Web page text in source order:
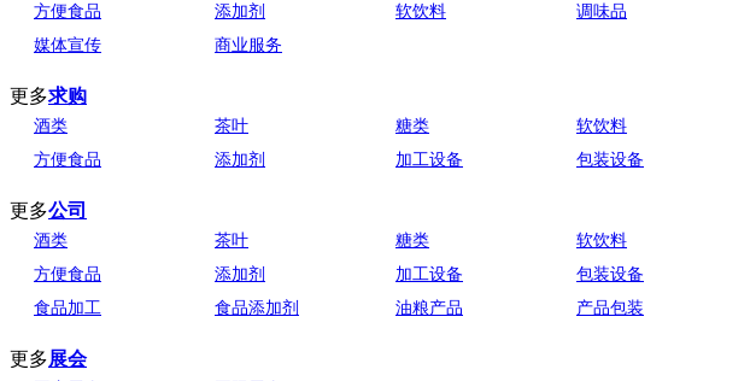
方便食品
添加剂 软饮料 调味品
媒体宣传
商业服务
更多求购
酒类 茶叶 糖类 软饮料
方便食品
添加剂 加工设备 包装设备
更多公司
酒类 茶叶 糖类 软饮料
方便食品
添加剂 加工设备 包装设备
食品加工
食品添加剂 油粮产品 产品包装
更多展会